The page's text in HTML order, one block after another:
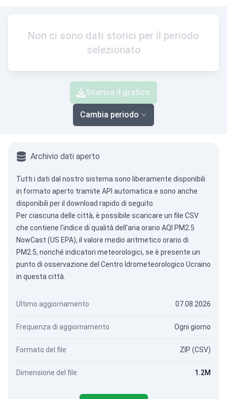
Non ci sono dati storici per il periodo
selezionato
Scarica il grafico
Cambia periodo
Archivio dati aperto
Tutti i dati dal nostro sistema sono liberamente disponibili
in formato aperto tramite API automatica e sono anche
disponibili per il download rapido di seguito.
Per ciascuna delle città, è possibile scaricare un file CSV
che contiene l'indice di qualità dell'aria orario AQI PM2.5
NowCast (US EPA), il valore medio aritmetico orario di
PM2.5, nonché indicatori meteorologici, se è presente un
punto di osservazione del Centro Idrometeorologico Ucraino
in questa città.
Ultimo aggiornamento 07.08.2026
Frequenza di aggiornamento Ogni giorno
Formato del file ZIP (CSV)
Dimensione del file 1.2M